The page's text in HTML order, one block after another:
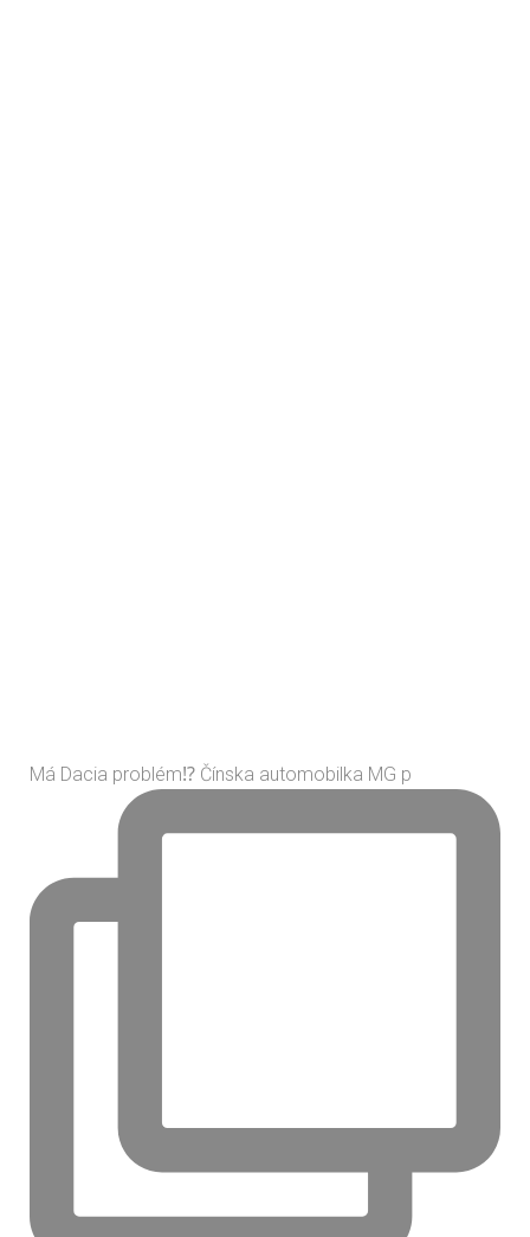
Má Dacia problém⁉️ Čínska automobilka MG p